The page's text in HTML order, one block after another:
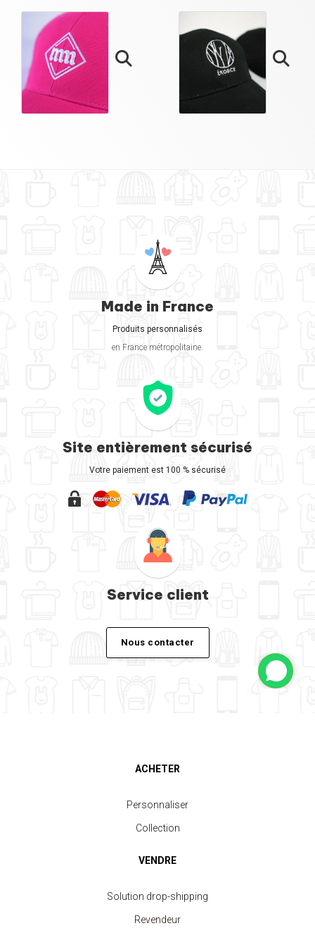
Made in France
Produits personnalisés
en France métropolitaine.
Site entièrement sécurisé
Votre paiement est 100 % sécurisé
Service client
Nous contacter
ACHETER
Personnaliser
Collection
VENDRE
Solution drop-shipping
Revendeur